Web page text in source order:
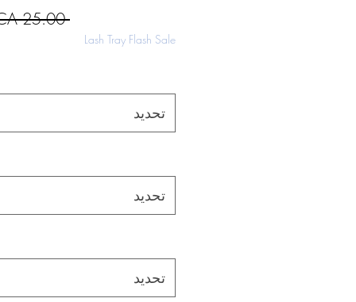
‏25.00 CA$
Lash Tray Flash Sale
تحديد
تحديد
تحديد